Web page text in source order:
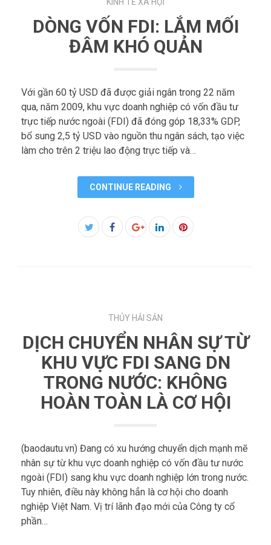
KINH TẾ XÃ HỘI
DÒNG VỐN FDI: LẮM MỐI
ĐÂM KHÓ QUẢN
Với gần 60 tỷ USD đã được giải ngân trong 22 năm
qua, năm 2009, khu vực doanh nghiệp có vốn đầu tư
trực tiếp nước ngoài (FDI) đã đóng góp 18,33% GDP,
bổ sung 2,5 tỷ USD vào nguồn thu ngân sách, tạo việc
làm cho trên 2 triệu lao động trực tiếp và…
CONTINUE READING
Facebook
THỦY HẢI SẢN
DỊCH CHUYỂN NHÂN SỰ TỪ
KHU VỰC FDI SANG DN
TRONG NƯỚC: KHÔNG
HOÀN TOÀN LÀ CƠ HỘI
(baodautu.vn) Đang có xu hướng chuyển dịch mạnh mẽ
nhân sự từ khu vực doanh nghiệp có vốn đầu tư nước
ngoài (FDI) sang khu vực doanh nghiệp lớn trong nước.
Tuy nhiên, điều này không hẳn là cơ hội cho doanh
nghiệp Việt Nam. Vị trí lãnh đạo mới của Công ty cổ
phần…